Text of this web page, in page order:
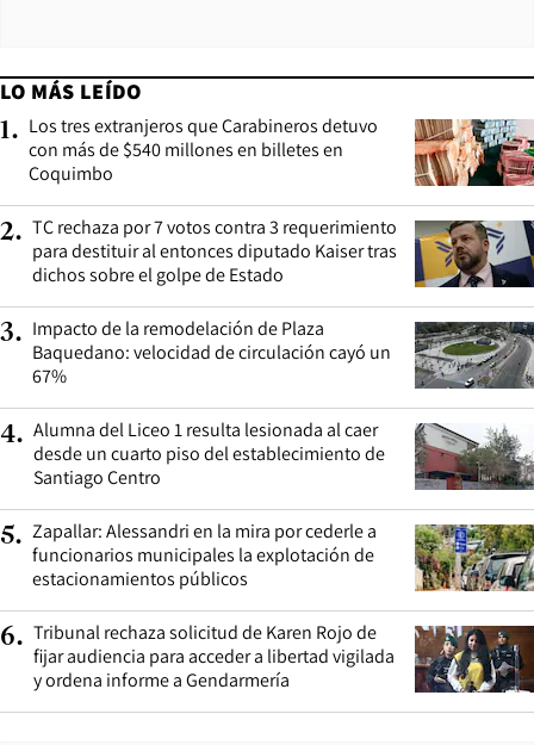
LO MÁS LEÍDO
1. Los tres extranjeros que Carabineros detuvo
con más de $540 millones en billetes en
Coquimbo
2. TC rechaza por 7 votos contra 3 requerimiento
para destituir al entonces diputado Kaiser tras
dichos sobre el golpe de Estado
3. Impacto de la remodelación de Plaza
Baquedano: velocidad de circulación cayó un
67%
4. Alumna del Liceo 1 resulta lesionada al caer
desde un cuarto piso del establecimiento de
Santiago Centro
5. Zapallar: Alessandri en la mira por cederle a
funcionarios municipales la explotación de
estacionamientos públicos
6. Tribunal rechaza solicitud de Karen Rojo de
fijar audiencia para acceder a libertad vigilada
y ordena informe a Gendarmería